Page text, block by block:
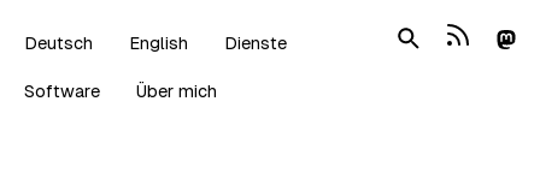
Deutsch English Dienste
Software Über mich